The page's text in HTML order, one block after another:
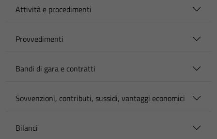
Attività e procedimenti
Provvedimenti
Bandi di gara e contratti
Sovvenzioni, contributi, sussidi, vantaggi economici
Bilanci